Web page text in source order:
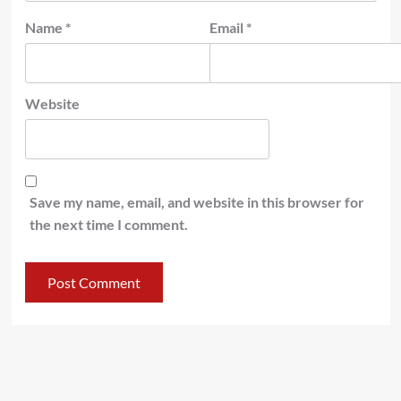
Name * Email *
Website
Save my name, email, and website in this browser for
the next time I comment.